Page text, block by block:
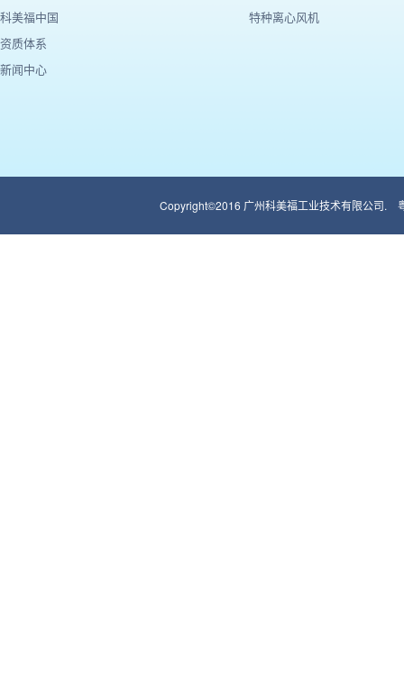
科美福中国
资质体系
新闻中心
特种离心风机
Copyright©2016 广州科美福工业技术有限公司.